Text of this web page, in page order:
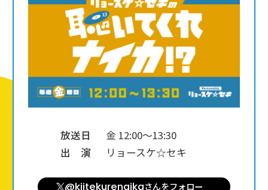
放送日
金 12:00～13:30
出 演
リョースケ☆セキ
@kiitekurenaikaさんをフォロー